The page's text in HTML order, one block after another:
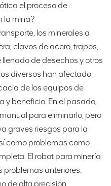
el proceso de
la mina?
los minerales a
clavos de acero, trapos,
de desechos y otros
diversos han afectado
de los equipos de
y beneficio. En el pasado,
para eliminarlo, pero
graves riesgos para la
como problemas como
El robot para minería
problemas anteriores.
de alta precisión